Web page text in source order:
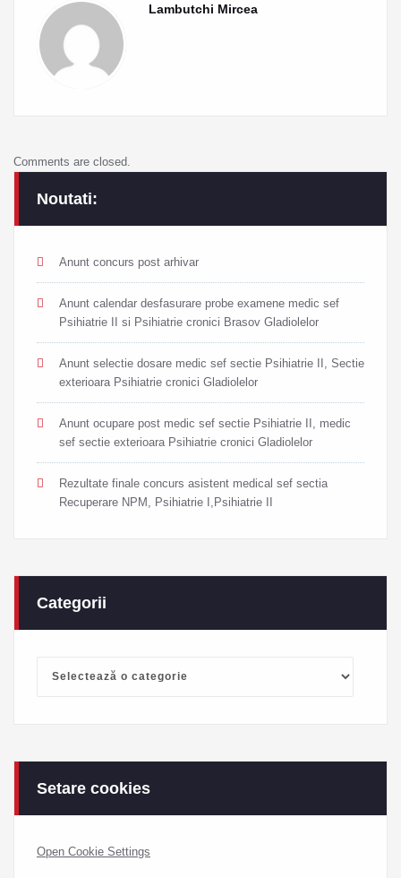
Lambutchi Mircea
Comments are closed.
Noutati:
Anunt concurs post arhivar
Anunt calendar desfasurare probe examene medic sef
Psihiatrie II si Psihiatrie cronici Brasov Gladiolelor
Anunt selectie dosare medic sef sectie Psihiatrie II, Sectie
exterioara Psihiatrie cronici Gladiolelor
Anunt ocupare post medic sef sectie Psihiatrie II, medic
sef sectie exterioara Psihiatrie cronici Gladiolelor
Rezultate finale concurs asistent medical sef sectia
Recuperare NPM, Psihiatrie I,Psihiatrie II
Categorii
Setare cookies
Open Cookie Settings